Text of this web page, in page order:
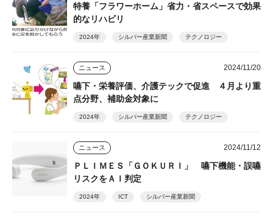
特養「フラワーホーム」省力・省スペースで効果
的なリハビリ
2024年 シルバー産業新聞 テクノロジー
ニュース 2024/11/20
嚥下・栄養評価、介護テックで促進 ４月より重
点分野、補助金対象に
2024年 シルバー産業新聞 テクノロジー
ニュース 2024/11/12
ＰＬＩＭＥＳ「ＧＯＫＵＲＩ」 嚥下機能・誤嚥
リスクをＡＩ判定
2024年 ICT シルバー産業新聞